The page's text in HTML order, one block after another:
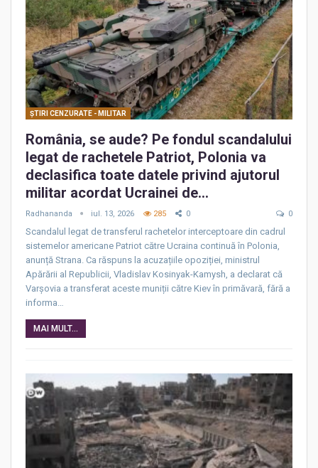
ŞTIRI CENZURATE - MILITAR
România, se aude? Pe fondul scandalului
legat de rachetele Patriot, Polonia va
declasifica toate datele privind ajutorul
militar acordat Ucrainei de…
Radhananda iul. 13, 2026 285 0 0
Scandalul legat de transferul rachetelor interceptoare din cadrul
sistemelor americane Patriot către Ucraina continuă în Polonia,
anunță Strana. Ca răspuns la acuzațiile opoziției, ministrul
Apărării al Republicii, Vladislav Kosinyak-Kamysh, a declarat că
Varșovia a transferat aceste muniții către Kiev în primăvară, fără a
informa…
MAI MULT...